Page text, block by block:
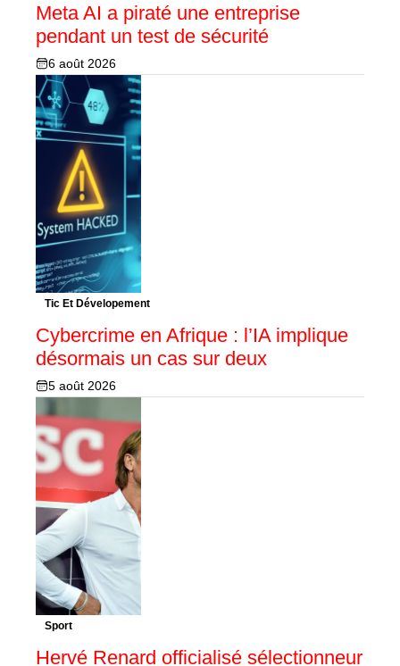
Meta AI a piraté une entreprise
pendant un test de sécurité
6 août 2026
Tic Et Dévelopement
Cybercrime en Afrique : l’IA implique
désormais un cas sur deux
5 août 2026
Sport
Hervé Renard officialisé sélectionneur